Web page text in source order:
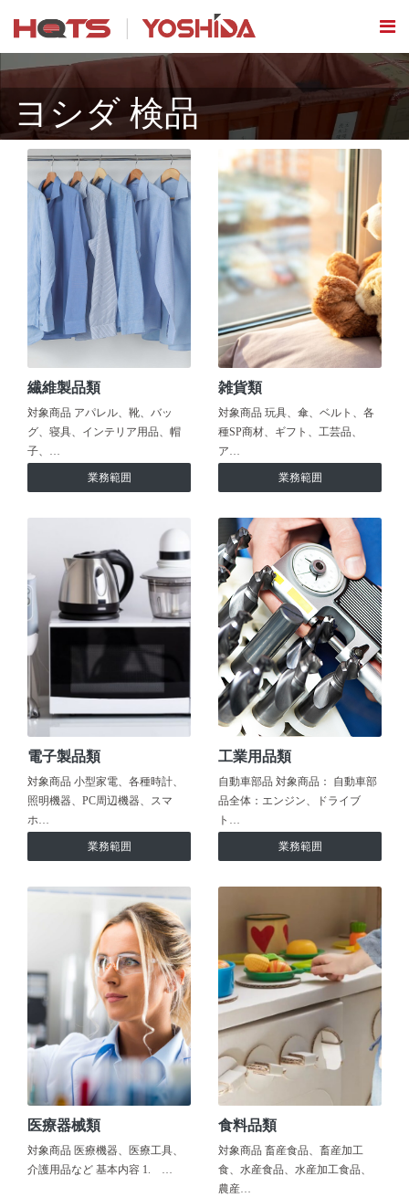
ヨシダ 検品
繊維製品類
対象商品 アパレル、靴、バッ
グ、寝具、インテリア用品、帽
子、…
業務範囲
雑貨類
対象商品 玩具、傘、ベルト、各
種SP商材、ギフト、工芸品、
ア…
業務範囲
電子製品類
対象商品 小型家電、各種時計、
照明機器、PC周辺機器、スマ
ホ…
業務範囲
工業用品類
自動車部品 対象商品： 自動車部
品全体：エンジン、ドライブ
ト…
業務範囲
医療器械類
対象商品 医療機器、医療工具、
介護用品など 基本内容 1. …
食料品類
対象商品 畜産食品、畜産加工
食、水産食品、水産加工食品、
農産…